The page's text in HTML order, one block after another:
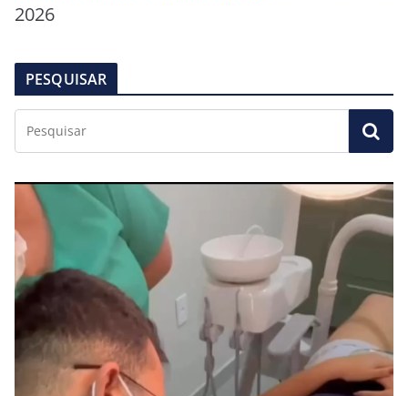
2026
PESQUISAR